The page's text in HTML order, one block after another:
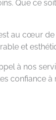
Que ce
au cœur
et
à nos
confiance